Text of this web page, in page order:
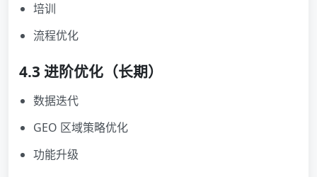
培训
流程优化
4.3 进阶优化（长期）
数据迭代
GEO 区域策略优化
功能升级